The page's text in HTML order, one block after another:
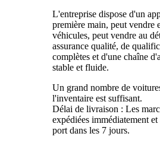
L'entreprise dispose d'un
première main, peut vendre
véhicules, peut vendre au
assurance qualité, de
complètes et d'une chaîne
stable et fluide.
Un grand nombre de
l'inventaire est suffisant.
Délai de livraison : Les
expédiées immédiatement
port dans les 7 jours.